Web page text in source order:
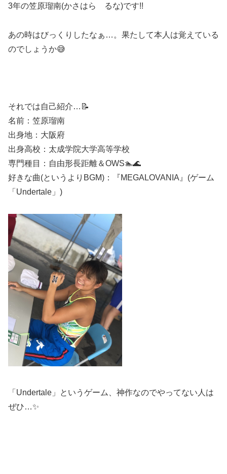
3年の笠原瑠南(かさはら るな)です!!
あの時はびっくりしたなぁ…。果たして本人は覚えている
のでしょうか😅
それでは自己紹介…📝
名前：笠原瑠南
出身地：大阪府
出身高校：太成学院大学高等学校
専門種目：自由形長距離＆OWS🏊🌊
好きな曲(というよりBGM)：『MEGALOVANIA』(ゲーム
「Undertale」)
「Undertale」というゲーム、神作なのでやってない人は
ぜひ…✨